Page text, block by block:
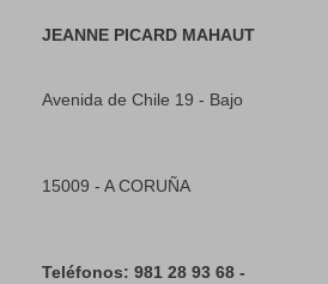
JEANNE PICARD MAHAUT
Avenida de Chile 19 - Bajo
15009 - A CORUÑA
Teléfonos: 981 28 93 68 -